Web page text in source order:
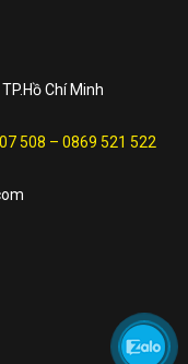
Chí Minh
508 – 0869 521 522